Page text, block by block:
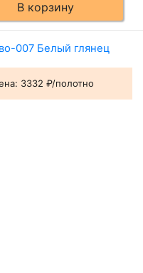
В корзину
007 Белый глянец
3332 ₽/полотно